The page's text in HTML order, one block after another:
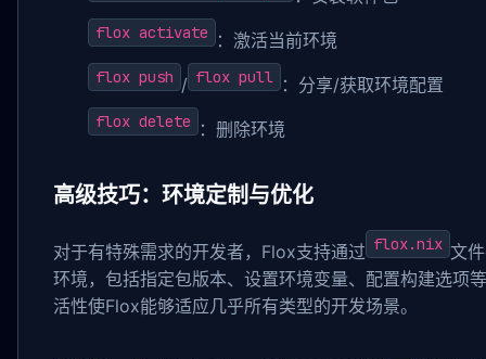
flox activate ：激活当前环境
flox push / flox pull ：分享/获取环境配置
flox delete ：删除环境
高级技巧：环境定制与优化
对于有特殊需求的开发者，Flox支持通过 flox.nix 文
环境，包括指定包版本、设置环境变量、配置构建选项
活性使Flox能够适应几乎所有类型的开发场景。